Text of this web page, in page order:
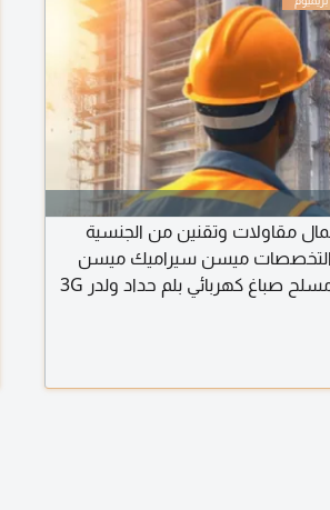
مقاولات وتقنين من الجنسية
التخصصات ميسن سيراميك ميسن
طابوق وبلاستر نجار مسل ح حداد مسلح صباغ كهربائي بلم حداد ولدر 3G